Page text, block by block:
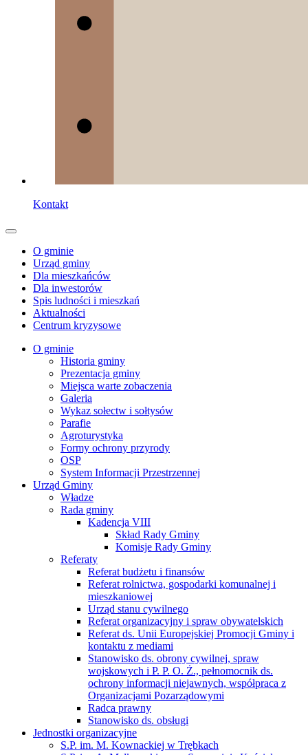
Kontakt
O gminie
Urząd gminy
Dla mieszkańców
Dla inwestorów
Spis ludności i mieszkań
Aktualności
Centrum kryzysowe
O gminie
Historia gminy
Prezentacja gminy
Miejsca warte zobaczenia
Galeria
Wykaz sołectw i sołtysów
Parafie
Agroturystyka
Formy ochrony przyrody
OSP
System Informacji Przestrzennej
Urząd Gminy
Władze
Rada gminy
Kadencja VIII
Skład Rady Gminy
Komisje Rady Gminy
Referaty
Referat budżetu i finansów
Referat rolnictwa, gospodarki komunalnej i
mieszkaniowej
Urząd stanu cywilnego
Referat organizacyjny i spraw obywatelskich
Referat ds. Unii Europejskiej Promocji Gminy i
kontaktu z mediami
Stanowisko ds. obrony cywilnej, spraw
wojskowych i P. P. O. Ż., pełnomocnik ds.
ochrony informacji niejawnych, współpraca z
Organizacjami Pozarządowymi
Radca prawny
Stanowisko ds. obsługi
Jednostki organizacyjne
S.P. im. M. Kownackiej w Trębkach